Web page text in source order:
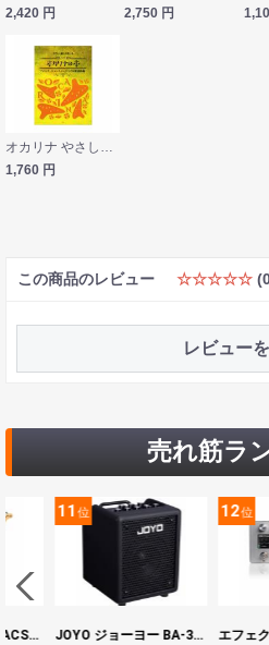
2,420 円
2,750 円
オカリナ やさしく楽しく吹ける オカリナの本 フォーク、ニューミュージック＆歌謡曲編 ケイエムピー
1,760 円
この商品のレビュー ☆☆☆☆☆
レビュー
売れ筋ラ
JOYO ジョーヨー BA-30 VIBE CUBE BLK 30W 小型ベースアンプ Bluetooth+OTGオーディオI/F搭載
12